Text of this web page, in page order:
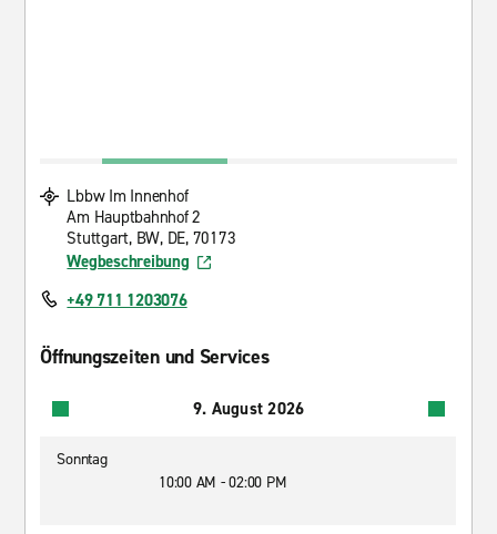
Lbbw Im Innenhof
Am Hauptbahnhof 2
Stuttgart, BW, DE, 70173
Wegbeschreibung
+49 711 1203076
Öffnungszeiten und Services
9. August 2026
Sonntag
10:00 AM - 02:00 PM